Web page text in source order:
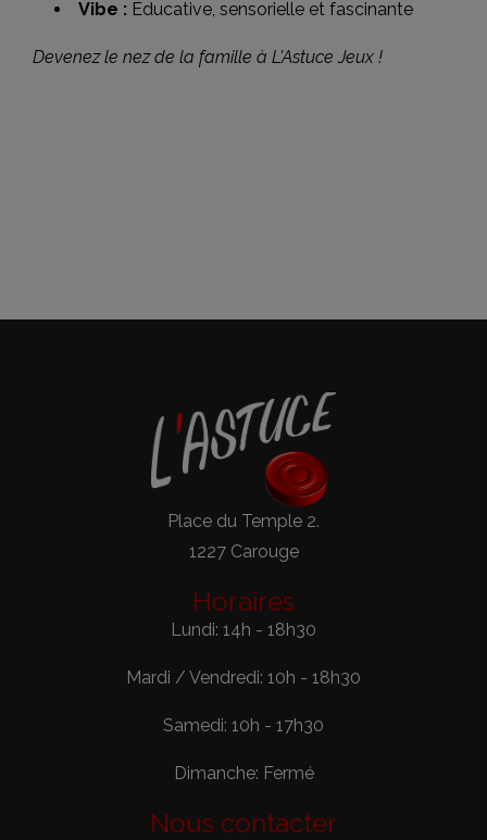
Vibe : Éducative, sensorielle et fascinante
Devenez le nez de la famille à L'Astuce Jeux !
Place du Temple 2.
1227 Carouge
Horaires
Lundi: 14h - 18h30
Mardi / Vendredi: 10h - 18h30
Samedi: 10h - 17h30
Dimanche: Fermé
Nous contacter